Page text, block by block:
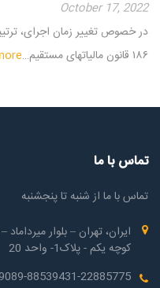
October 17, 2022
در خصوص تغییر زمان اجرای،
۱۸۶ قانون مالیاتهای مستقیم…
تماس با ما
تماس با ما از شنبه تا پنجشنبه
ایران، تهران – بلوار
کوچه یکم - پلاک1- واحد 20
88539431-22885775